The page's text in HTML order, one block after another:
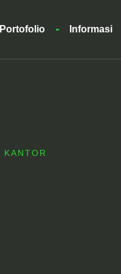
Portofolio Informasi
KANTOR